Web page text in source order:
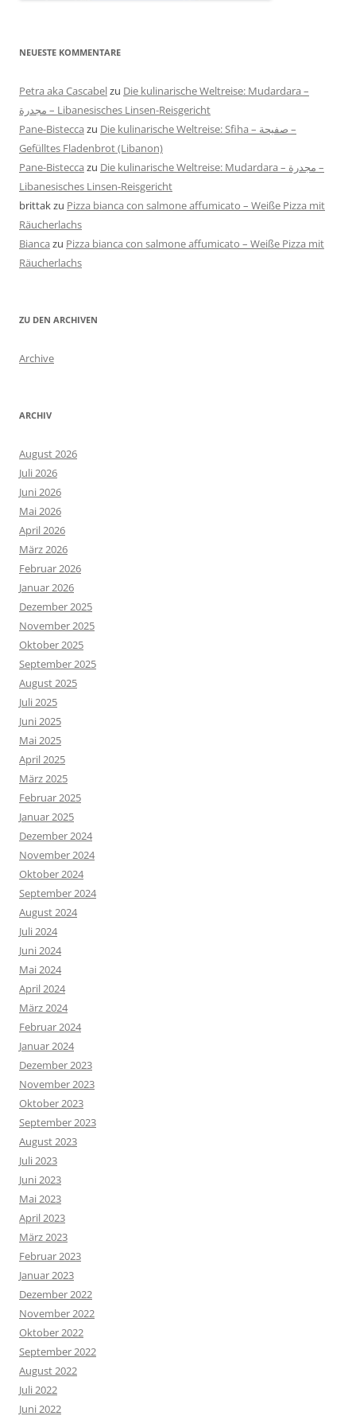
NEUESTE KOMMENTARE
Petra aka Cascabelzu Die kulinarische Weltreise: Mudardara –
مجدرة – Libanesisches Linsen-Reisgericht
Pane-Bistecca zu Die kulinarische Weltreise: Sfiha – صفيحة –
Gefülltes Fladenbrot (Libanon)
Pane-Bistecca zu Die kulinarische Weltreise: Mudardara – مجدرة –
Libanesisches Linsen-Reisgericht
brittakzu Pizza bianca con salmone affumicato – Weiße Pizza mit
Räucherlachs
Bianca zu Pizza bianca con salmone affumicato – Weiße Pizza mit
Räucherlachs
ZU DEN ARCHIVEN
Archive
ARCHIV
August 2026
Juli 2026
Juni 2026
Mai 2026
April 2026
März 2026
Februar 2026
Januar 2026
Dezember 2025
November 2025
Oktober 2025
September 2025
August 2025
Juli 2025
Juni 2025
Mai 2025
April 2025
März 2025
Februar 2025
Januar 2025
Dezember 2024
November 2024
Oktober 2024
September 2024
August 2024
Juli 2024
Juni 2024
Mai 2024
April 2024
März 2024
Februar 2024
Januar 2024
Dezember 2023
November 2023
Oktober 2023
September 2023
August 2023
Juli 2023
Juni 2023
Mai 2023
April 2023
März 2023
Februar 2023
Januar 2023
Dezember 2022
November 2022
Oktober 2022
September 2022
August 2022
Juli 2022
Juni 2022